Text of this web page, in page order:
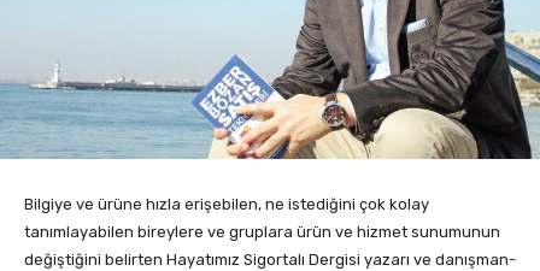
Bilgiye ve ürüne hızla erişebilen, ne istediğini çok kolay
tanımlayabilen bireylere ve gruplara ürün ve hizmet sunumunun
değiştiğini belirten Hayatımız Sigortalı Dergisi yazarı ve danışman-